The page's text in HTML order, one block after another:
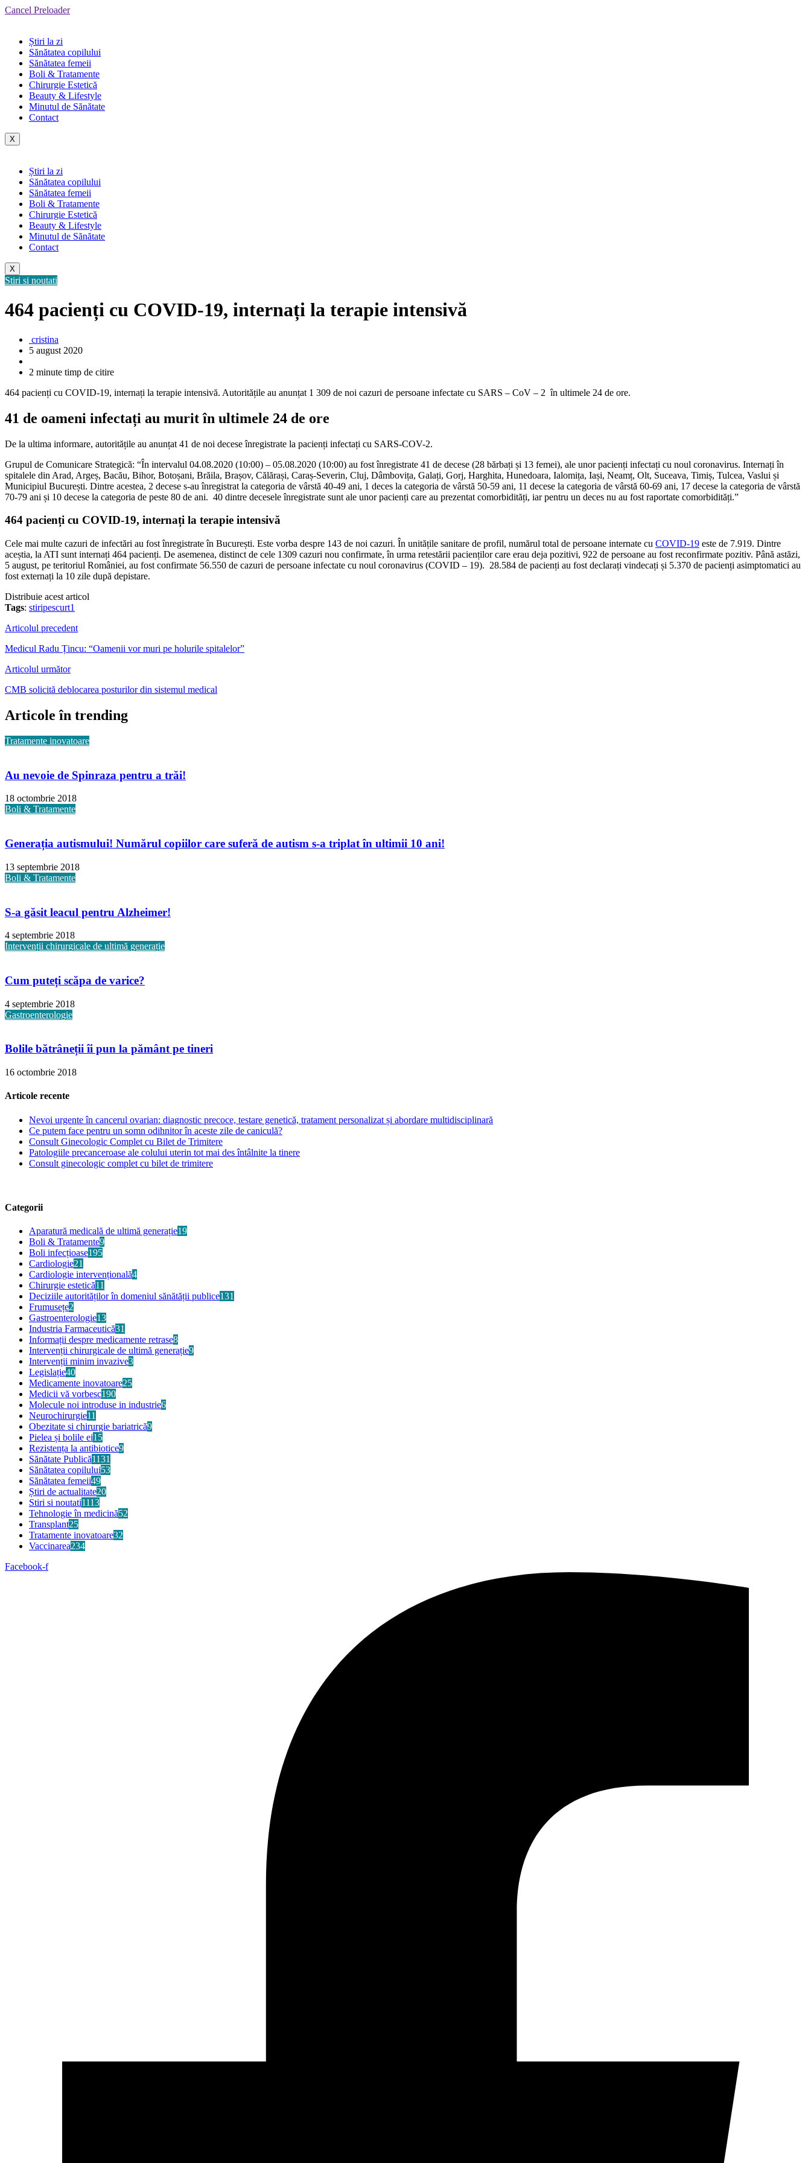
Cancel Preloader
Știri la zi
Sănătatea copilului
Sănătatea femeii
Boli & Tratamente
Chirurgie Estetică
Beauty & Lifestyle
Minutul de Sănătate
Contact
X
Știri la zi
Sănătatea copilului
Sănătatea femeii
Boli & Tratamente
Chirurgie Estetică
Beauty & Lifestyle
Minutul de Sănătate
Contact
X
Stiri si noutati
464 pacienți cu COVID-19, internați la terapie intensivă
cristina
5 august 2020
2 minute timp de citire
464 pacienți cu COVID-19, internați la terapie intensivă. Autoritățile au anunțat 1 309 de noi cazuri de persoane infectate cu SARS – CoV – 2 în ultimele 24 de ore.
41 de oameni infectați au murit în ultimele 24 de ore
De la ultima informare, autoritățile au anunțat 41 de noi decese înregistrate la pacienți infectați cu SARS-COV-2.
Grupul de Comunicare Strategică: “În intervalul 04.08.2020 (10:00) – 05.08.2020 (10:00) au fost înregistrate 41 de decese (28 bărbați și 13 femei), ale unor pacienți infectați cu noul coronavirus. Internați în
spitalele din Arad, Argeș, Bacău, Bihor, Botoșani, Brăila, Brașov, Călărași, Caraș-Severin, Cluj, Dâmbovița, Galați, Gorj, Harghita, Hunedoara, Ialomița, Iași, Neamț, Olt, Suceava, Timiș, Tulcea, Vaslui și
Municipiul București. Dintre acestea, 2 decese s-au înregistrat la categoria de vârstă 40-49 ani, 1 deces la categoria de vârstă 50-59 ani, 11 decese la categoria de vârstă 60-69 ani, 17 decese la categoria de vârstă
70-79 ani și 10 decese la categoria de peste 80 de ani. 40 dintre decesele înregistrate sunt ale unor pacienți care au prezentat comorbidități, iar pentru un deces nu au fost raportate comorbidități.”
464 pacienți cu COVID-19, internați la terapie intensivă
Cele mai multe cazuri de infectări au fost înregistrate în București. Este vorba despre 143 de noi cazuri. În unitățile sanitare de profil, numărul total de persoane internate cu COVID-19 este de 7.919. Dintre
aceștia, la ATI sunt internați 464 pacienți. De asemenea, distinct de cele 1309 cazuri nou confirmate, în urma retestării pacienților care erau deja pozitivi, 922 de persoane au fost reconfirmate pozitiv. Până astăzi,
5 august, pe teritoriul României, au fost confirmate 56.550 de cazuri de persoane infectate cu noul coronavirus (COVID – 19). 28.584 de pacienți au fost declarați vindecați și 5.370 de pacienți asimptomatici au
fost externați la 10 zile după depistare.
Distribuie acest articol
Tags: stiripescurt1
Articolul precedent
Medicul Radu Țincu: “Oamenii vor muri pe holurile spitalelor”
Articolul următor
CMB solicită deblocarea posturilor din sistemul medical
Articole în trending
Tratamente inovatoare
Au nevoie de Spinraza pentru a trăi!
18 octombrie 2018
Boli & Tratamente
Generația autismului! Numărul copiilor care suferă de autism s-a triplat în ultimii 10 ani!
13 septembrie 2018
Boli & Tratamente
S-a găsit leacul pentru Alzheimer!
4 septembrie 2018
Intervenții chirurgicale de ultimă generație
Cum puteți scăpa de varice?
4 septembrie 2018
Gastroenterologie
Bolile bătrâneții îi pun la pământ pe tineri
16 octombrie 2018
Articole recente
Nevoi urgente în cancerul ovarian: diagnostic precoce, testare genetică, tratament personalizat și abordare multidisciplinară
Ce putem face pentru un somn odihnitor în aceste zile de caniculă?
Consult Ginecologic Complet cu Bilet de Trimitere
Patologiile precanceroase ale colului uterin tot mai des întâlnite la tinere
Consult ginecologic complet cu bilet de trimitere
Categorii
Aparatură medicală de ultimă generație19
Boli & Tratamente9
Boli infecțioase195
Cardiologie21
Cardiologie intervențională4
Chirurgie estetică11
Deciziile autorităților în domeniul sănătății publice131
Frumusețe2
Gastroenterologie13
Industria Farmaceutică31
Informații despre medicamente retrase8
Intervenții chirurgicale de ultimă generație9
Intervenții minim invazive3
Legislație40
Medicamente inovatoare25
Medicii vă vorbesc190
Molecule noi introduse in industrie6
Neurochirurgie11
Obezitate si chirurgie bariatrică9
Pielea și bolile ei15
Rezistența la antibiotice9
Sănătate Publică1131
Sănătatea copilului53
Sănătatea femeii49
Știri de actualitate20
Stiri si noutati1113
Tehnologie în medicină52
Transplant25
Tratamente inovatoare32
Vaccinarea234
Facebook-f